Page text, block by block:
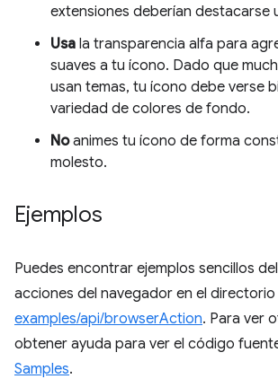
extensiones deberían destacarse
Usa la transparencia alfa para
suaves a tu ícono. Dado que
usan temas, tu ícono debe verse
variedad de colores de fondo.
Noanimes tu ícono de forma
molesto.
Ejemplos
Puedes encontrar ejemplos sencillos
acciones del navegador en el directorio
examples/api/browserAction. Para ver
obtener ayuda para ver el código
Samples.